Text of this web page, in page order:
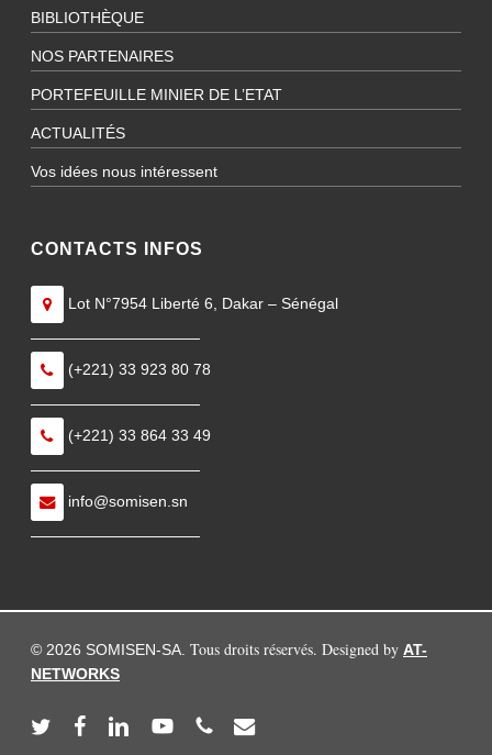
BIBLIOTHÈQUE
NOS PARTENAIRES
PORTEFEUILLE MINIER DE L’ETAT
ACTUALITÉS
Vos idées nous intéressent
CONTACTS INFOS
Lot N°7954 Liberté 6, Dakar – Sénégal
———————————
(+221) 33 923 80 78
———————————
(+221) 33 864 33 49
———————————
info@somisen.sn
———————————
© 2026 SOMISEN-SA. Tous droits réservés. Designed by AT-
NETWORKS
twitter facebooklinkedinyoutubephoneemail